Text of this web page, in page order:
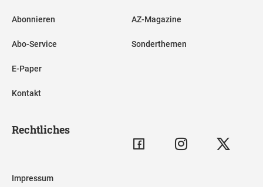
Abonnieren
Abo-Service
E-Paper
Kontakt
AZ-Magazine
Sonderthemen
Rechtliches
Impressum